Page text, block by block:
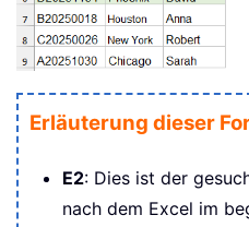
Erläuterung dieser
E2: Dies ist der
nach dem Excel im